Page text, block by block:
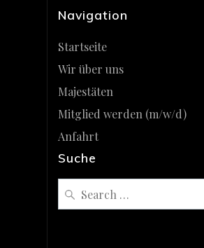
Navigation
Startseite
Wir über uns
Majestäten
Mitglied werden (m/w/d)
Anfahrt
Suche
Search
for: